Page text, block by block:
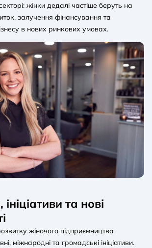
жінки дедалі частіше беруть на
залучення фінансування та
в нових ринкових умовах.
та нові
жіночого підприємництва
міжнародні та громадські ініціативи.